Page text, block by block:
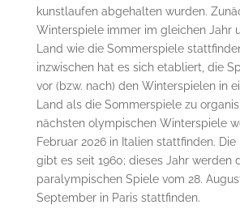
kunstlaufen abgehalten wurden.
Winterspiele immer im gleichen Jahr
Land wie die Sommerspiele
inzwischen hat es sich etabliert, die
vor (bzw. nach) den Winterspielen in
Land als die Sommerspiele zu
nächsten olympischen Winterspiele
Februar 2026 in Italien stattfinden.
gibt es seit 1960; dieses Jahr werden
paralympischen Spiele vom 28.
September in Paris stattfinden.